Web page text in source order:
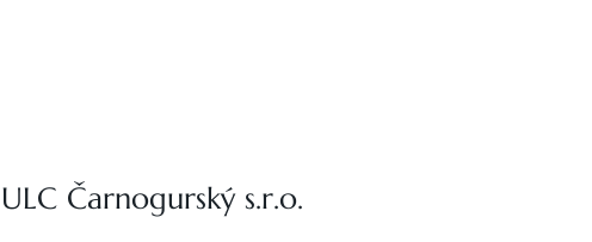
ULC Čarnogurský s.r.o.